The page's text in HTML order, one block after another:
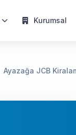
Kurumsal
Ayazağa JCB